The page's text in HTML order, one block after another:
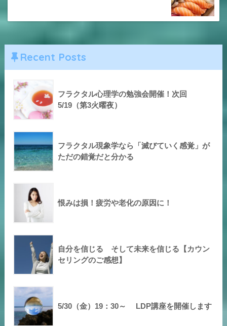
Recent Posts
フラクタル心理学の勉強会開催！次回
5/19（第3火曜夜）
フラクタル現象学なら「滅びていく感覚」が
ただの錯覚だと分かる
恨みは損！疲労や老化の原因に！
自分を信じる そして未来を信じる【カウン
セリングのご感想】
5/30（金）19：30～ LDP講座を開催します